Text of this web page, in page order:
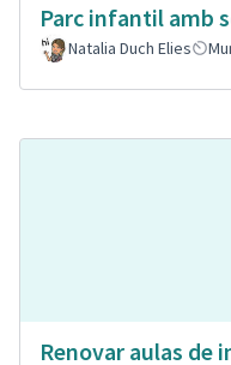
Parc infantil amb
Natalia Duch Elies
Renovar aulas de